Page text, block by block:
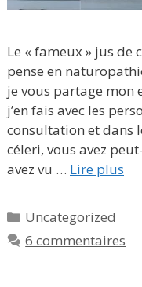
Le « fameux » jus de
pense en
je vous partage mon
j’en fais avec les
consultation et dans
céleri, vous avez
avez vu … Lire plus
Catégories
Uncategorized
6 commentaires